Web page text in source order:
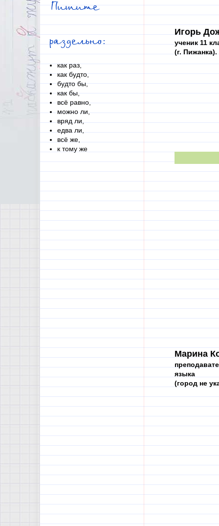
Пишите
раздельно:
как раз,
как будто,
будто бы,
как бы,
всё равно,
можно ли,
вряд ли,
едва ли,
всё же,
к тому же
Игорь
ученик 11
(г. Пижанка).
Марина
языка
(город не